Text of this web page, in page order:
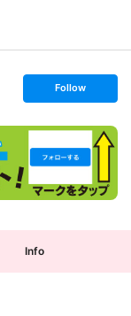
s
t
o
l
o
w
Follow
Info